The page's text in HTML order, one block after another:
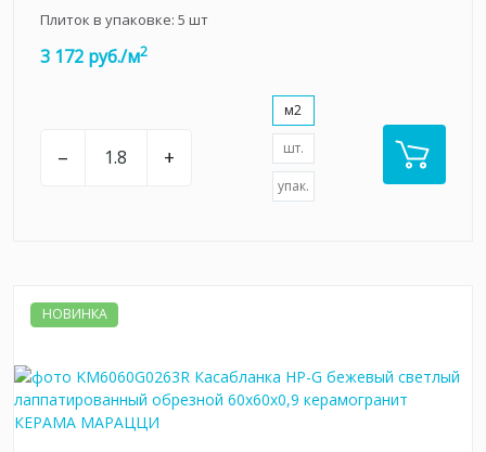
Плиток в упаковке: 5 шт
3 172 руб./м2
– +
м2
шт.
упак.
НОВИНКА